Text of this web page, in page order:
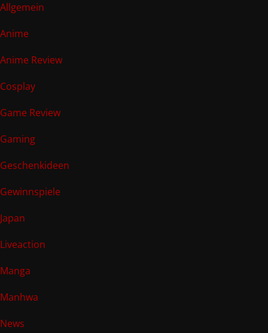
Allgemein
Anime
Anime Review
Cosplay
Game Review
Gaming
Geschenkideen
Gewinnspiele
Japan
Liveaction
Manga
Manhwa
News